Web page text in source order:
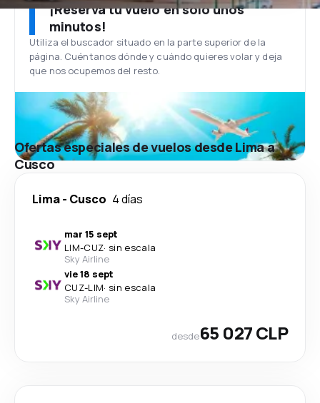
¡Reserva tu vuelo en solo unos
minutos!
Utiliza el buscador situado en la parte superior de la
página. Cuéntanos dónde y cuándo quieres volar y deja
que nos ocupemos del resto.
Ofertas especiales de vuelos desde Lima a
Cusco
Lima- Cusco 4 días
mar 15 sept
LIM-CUZ· sin escala
Sky Airline
vie 18 sept
CUZ-LIM· sin escala
Sky Airline
desde65 027 CLP